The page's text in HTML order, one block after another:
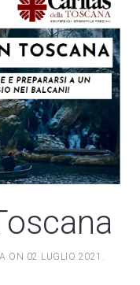
ON 02 LUGLIO 2021 .